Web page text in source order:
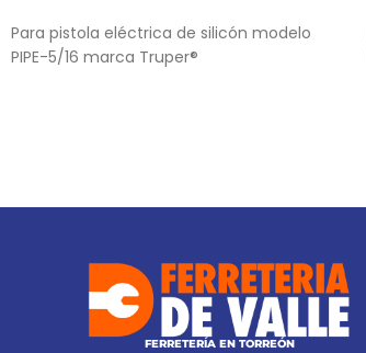
Para pistola eléctrica de silicón modelo
PIPE-5/16 marca Truper®
FERRETERÍA EN TORREÓN